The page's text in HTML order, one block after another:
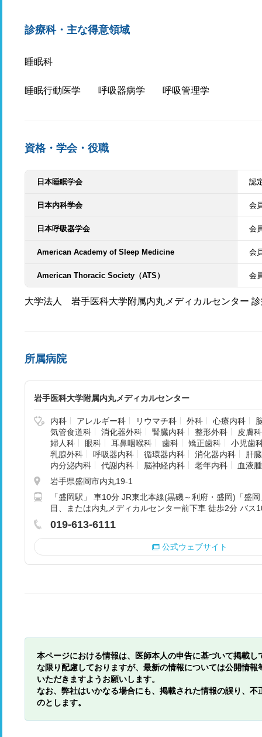
診療科・主な得意領域
睡眠科
睡眠行動医学 呼吸器病学 呼吸管理学
資格・学会・役職
日本睡眠学会 認
日本内科学会 会
日本呼吸器学会 会
American Academy of Sleep Medicine 会
American Thoracic Society（ATS） 会
大学法人 岩手医科大学附属内丸メディカルセンター
所属病院
岩手医科大学附属内丸メディカルセンター
内科 アレルギー科 リウマチ科 外科 心療内科
気管食道科
消化器外科 腎臓内科 整形外科
皮膚科
婦人科
眼科 耳鼻咽喉科 歯科 矯正歯科
小児歯
乳腺外科
呼吸器内科 循環器内科 消化器内科
肝
内分泌内科
代謝内科 脳神経内科 老年内科
血液
岩手県盛岡市内丸19-1
「盛岡駅」 車10分 JR東北本線(黒磯～利府・盛岡)「盛
目、または内丸メディカルセンター前下車 徒歩2分 バス
019-613-6111
公式ウェブサイト
本ページにおける情報は、医師本人の申告に基づいて掲載
な限り配慮しておりますが、最新の情報については公開情
いただきますようお願いします。
なお、弊社はいかなる場合にも、掲載された情報の誤り、
のとします。